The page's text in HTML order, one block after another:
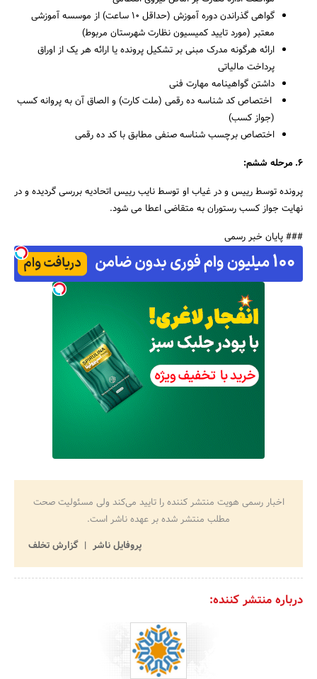
گواهی گذراندن دوره آموزش (حداقل ۱۰ ساعت) از موسسه آموزشی
معتبر (مورد تایید کمیسیون نظارت شهرستان مربوط)
ارائه هرگونه مدرک مبنی بر تشکیل پرونده یا ارائه هر یک از اوراق
پرداخت مالیاتی
داشتن گواهینامه مهارت فنی
اختصاص کد شناسه ده رقمی (ملت کارت) و الصاق آن به پروانه کسب
(جواز کسب)
اختصاص برچسب شناسه صنفی مطابق با کد ده رقمی
۶. مرحله ششم:
پرونده توسط رییس و در غیاب او توسط نایب رییس اتحادیه بررسی گردیده و در
نهایت جواز کسب رستوران به متقاضی اعطا می شود.
### پایان خبر رسمی
اخبار رسمی هویت منتشر کننده را تایید می‌کند ولی مسئولیت صحت
مطلب منتشر شده بر عهده ناشر است.
پروفایل ناشر
گزارش تخلف
درباره منتشر کننده: